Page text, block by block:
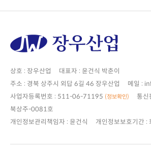
상호 : 장우산업 대표자 : 윤건식 박춘이
주소 : 경북 상주시 외답 6길 46 장우산업 메일 :
사업자등록번호 : 511-06-71195 (정보확인)
북상주-0081호
개인정보관리책임자 : 윤건식 개인정보보호기간 :